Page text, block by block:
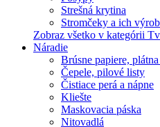
Strešná krytina
Stromčeky a ich
Zobraz všetko v kategórii
Náradie
Brúsne papiere,
Čepele, pilové listy
Čistiace perá a nápne
Kliešte
Maskovacia páska
Nitovadlá